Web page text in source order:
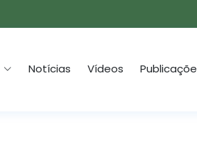
Notícias Vídeos